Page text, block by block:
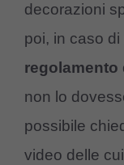
decorazioni
poi, in caso di
regolamento
non lo
possibile
video delle